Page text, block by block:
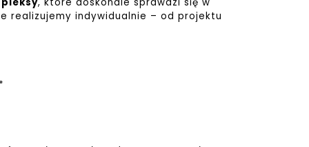
realizujemy indywidualnie – od projektu